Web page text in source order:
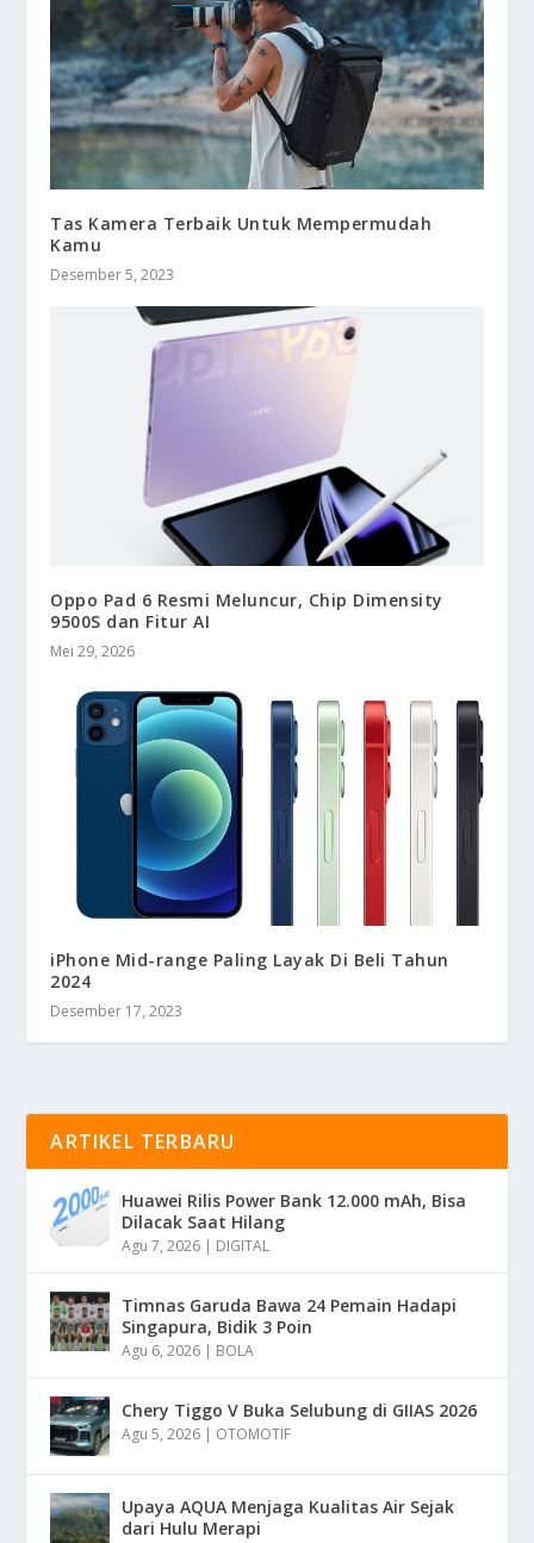
Tas Kamera Terbaik Untuk Mempermudah
Kamu
Desember 5, 2023
Oppo Pad 6 Resmi Meluncur, Chip Dimensity
9500S dan Fitur AI
Mei 29, 2026
iPhone Mid-range Paling Layak Di Beli Tahun
2024
Desember 17, 2023
ARTIKEL TERBARU
Huawei Rilis Power Bank 12.000 mAh, Bisa
Dilacak Saat Hilang
Agu 7, 2026 | DIGITAL
Timnas Garuda Bawa 24 Pemain Hadapi
Singapura, Bidik 3 Poin
Agu 6, 2026 | BOLA
Chery Tiggo V Buka Selubung di GIIAS 2026
Agu 5, 2026 | OTOMOTIF
Upaya AQUA Menjaga Kualitas Air Sejak
dari Hulu Merapi